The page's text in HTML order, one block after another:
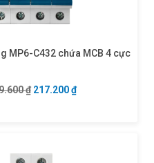
MP6-C432 chứa MCB 4 cực
₫ Giá gốc là: 289.600 ₫.
217.200₫Giá hiện tại là: